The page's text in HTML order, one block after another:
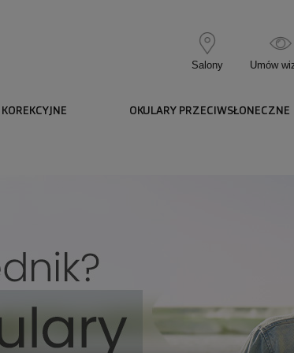
Salony Umów
OKULARY PRZECIWSŁONECZNE